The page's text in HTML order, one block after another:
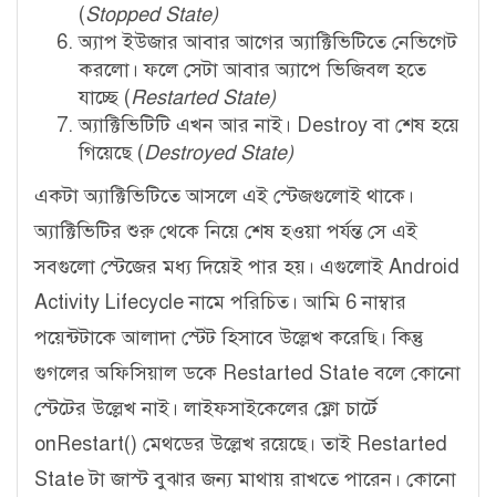
(Stopped State)
অ্যাপ ইউজার আবার আগের অ্যাক্টিভিটিতে নেভিগেট
করলো। ফলে সেটা আবার অ্যাপে ভিজিবল হতে
যাচ্ছে (Restarted State)
অ্যাক্টিভিটিটি এখন আর নাই। Destroy বা শেষ হয়ে
গিয়েছে (Destroyed State)
একটা অ্যাক্টিভিটিতে আসলে এই স্টেজগুলোই থাকে।
অ্যাক্টিভিটির শুরু থেকে নিয়ে শেষ হওয়া পর্যন্ত সে এই
সবগুলো স্টেজের মধ্য দিয়েই পার হয়। এগুলোই Android
Activity Lifecycle নামে পরিচিত। আমি 6 নাম্বার
পয়েন্টটাকে আলাদা স্টেট হিসাবে উল্লেখ করেছি। কিন্তু
গুগলের অফিসিয়াল ডকে Restarted State বলে কোনো
স্টেটের উল্লেখ নাই। লাইফসাইকেলের ফ্লো চার্টে
onRestart() মেথডের উল্লেখ রয়েছে। তাই Restarted
State টা জাস্ট বুঝার জন্য মাথায় রাখতে পারেন। কোনো